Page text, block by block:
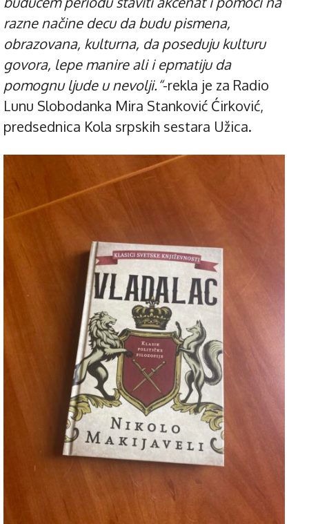
razne načine decu da budu pismena,
obrazovana, kulturna, da poseduju kulturu
govora, lepe manire ali i epmatiju da
pomognu ljude u nevolji.“-rekla je za Radio
Lunu Slobodanka Mira Stanković Ćirković,
predsednica Kola srpskih sestara Užica.